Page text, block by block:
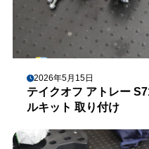
2026年5月15日
テイクオフ アトレー
ルキット 取り付け